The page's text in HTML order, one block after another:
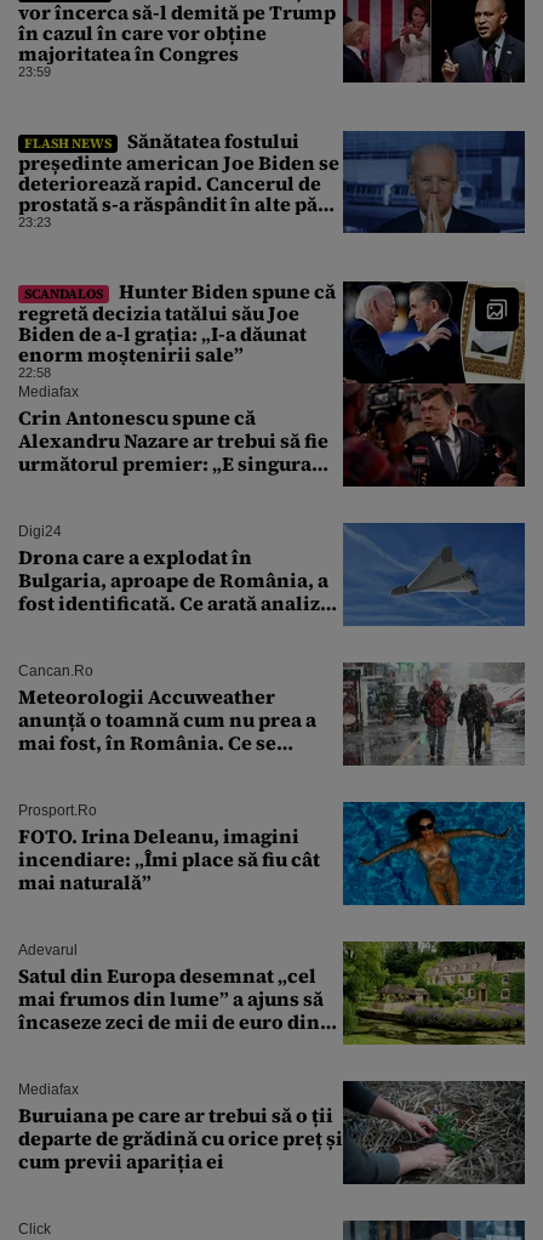
vor încerca să-l demită pe Trump
în cazul în care vor obține
majoritatea în Congres
23:59
FLASH NEWS
Sănătatea fostului
președinte american Joe Biden se
deteriorează rapid. Cancerul de
prostată s-a răspândit în alte părți
ale corpului
23:23
SCANDALOS
Hunter Biden spune că
regretă decizia tatălui său Joe
Biden de a-l grația: „I-a dăunat
enorm moștenirii sale”
22:58
Mediafax
Crin Antonescu spune că
Alexandru Nazare ar trebui să fie
următorul premier: „E singura
Digi24
Drona care a explodat în
Bulgaria, aproape de România, a
fost identificată. Ce arată analiza
Cancan.ro
Meteorologii Accuweather
anunță o toamnă cum nu prea a
mai fost, în România. Ce se
București. Pe ce dată ninge
Prosport.ro
FOTO. Irina Deleanu, imagini
incendiare: „Îmi place să fiu cât
mai naturală”
Adevarul
Satul din Europa desemnat „cel
mai frumos din lume” a ajuns să
încaseze zeci de mii de euro din
Mediafax
Buruiana pe care ar trebui să o ții
departe de grădină cu orice preț și
cum previi apariția ei
Click